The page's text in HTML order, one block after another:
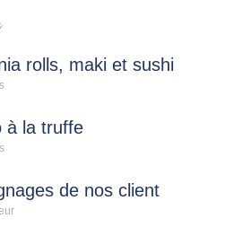
rolls, maki et sushi
à la truffe
de nos client